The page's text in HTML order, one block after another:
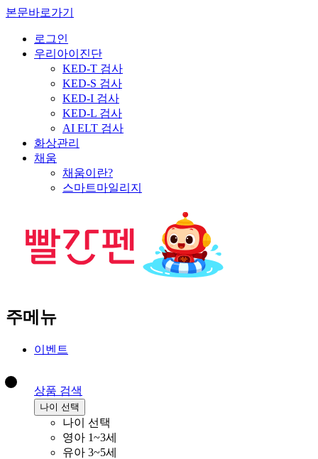
본문바로가기
로그인
우리아이진단
KED-T 검사
KED-S 검사
KED-I 검사
KED-L 검사
AI ELT 검사
화상관리
채움
채움이란?
스마트마일리지
주메뉴
이벤트
상품 검색
나이 선택
나이 선택
영아 1~3세
유아 3~5세